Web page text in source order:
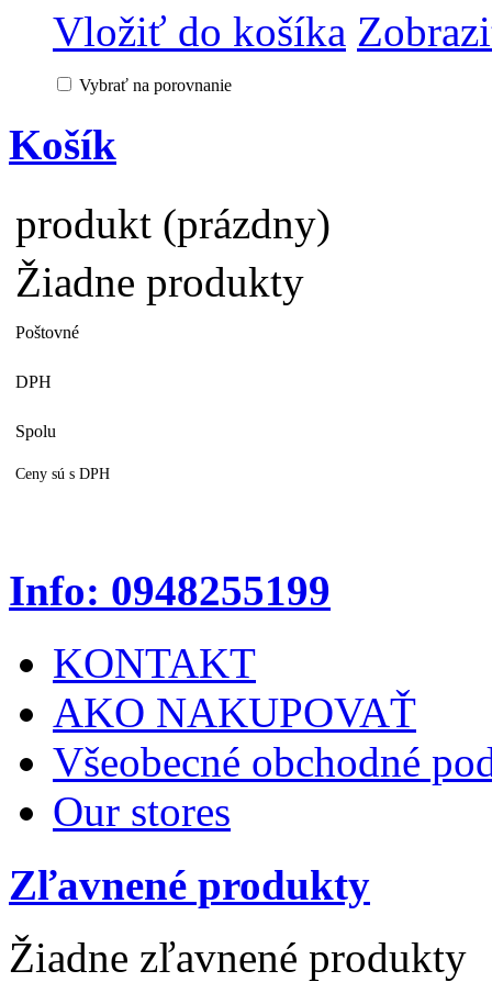
Vložiť do košíka
Vybrať na porovnanie
Košík
produkt (prázdny)
Žiadne produkty
Poštovné
DPH
Spolu
Ceny sú s DPH
Info: 0948255199
KONTAKT
AKO NAKUPOVAŤ
Všeobecné obchodné
Our stores
Zľavnené produkty
Žiadne zľavnené produkty